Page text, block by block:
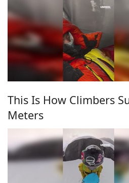
This Is How Climbers
Meters